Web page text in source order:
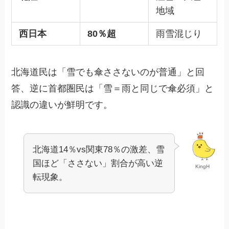
地域
西日本 80％超 雨雪混じり
北海道民は「雪でも傘ささないのが普通」と回
答、逆に首都圏民は「雪＝雨と同じで傘必須」と
認識の違いが鮮明です。
KingH
北海道14％vs関東78％の激差、雪
国ほど「ささない」割合が高い逆
転現象。